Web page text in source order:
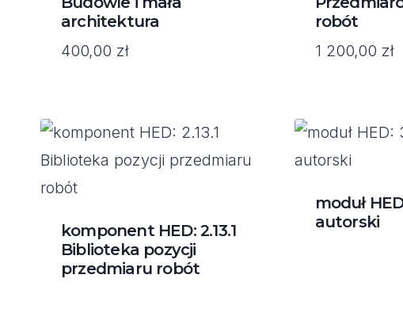
architektura
400,00 zł
robót
1 200,00 zł
komponent HED: 2.13.1
Biblioteka pozycji
przedmiaru robót
moduł
autorski